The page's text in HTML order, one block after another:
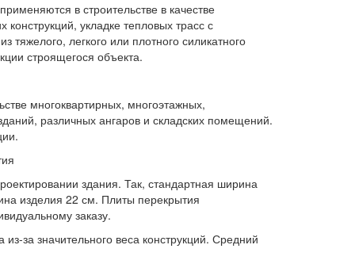
в строительстве в качестве
укладке тепловых трасс с
легкого или плотного силикатного
строящегося объекта.
многоквартирных, многоэтажных,
различных ангаров и складских помещений.
здания. Так, стандартная ширина
изделия 22 см. Плиты перекрытия
заказу.
за значительного веса конструкций. Средний